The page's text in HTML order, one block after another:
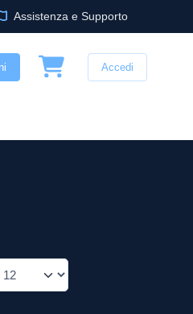
Assistenza e Supporto
Accedi